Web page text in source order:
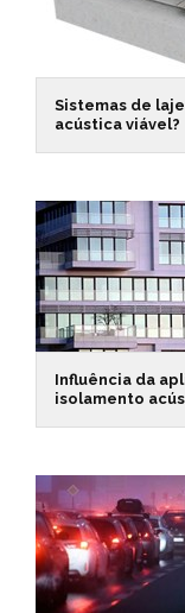
Sistemas de
acústica viável?
Influência da
isolamento